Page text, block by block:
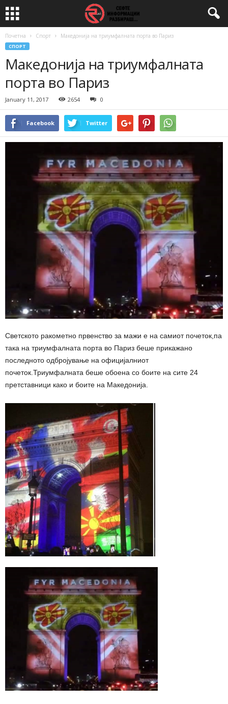
Почетна Спорт Македонија на триумфалната порта во Париз
СПОРТ
Македонија на триумфалната
порта во Париз
January 11, 2017 2654 0
Facebook Twitter
Светското ракометно првенство за мажи е на самиот почеток,па
така на триумфалната порта во Париз беше прикажано
последното одбројување на официјалниот
почеток.Триумфалната беше обоена со боите на сите 24
претставници како и боите на Македонија.